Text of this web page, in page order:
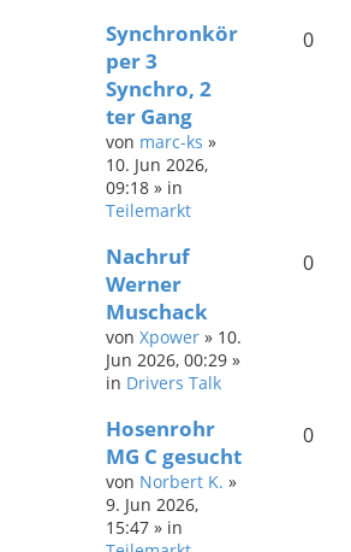
Synchronkör
per 3
Synchro, 2
ter Gang
von marc-ks »
10. Jun 2026,
09:18 » in
Teilemarkt
0
Nachruf
Werner
Muschack
von Xpower » 10.
Jun 2026, 00:29 »
in Drivers Talk
0
Hosenrohr
MG C gesucht
von Norbert K. »
9. Jun 2026,
15:47 » in
0